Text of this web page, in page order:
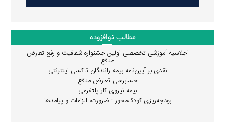
مطالب نوافزوده
اجلاسیه آموزشی تخصصی اولین جشنواره شفافیت و رفع تعارض
منافع
نقدی بر آیین‌نامه بیمه رانندگان تاکسی اینترنتی
حسابرسی تعارض منافع
بیمه نیروی کار پلتفرمی
بودجه‌ریزی کودک‌محور : ضرورت، الزامات و پیامدها